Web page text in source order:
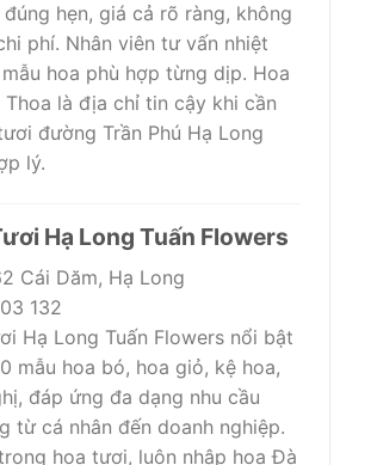
đúng hẹn, giá cả rõ ràng, không
phí. Nhân viên tư vấn nhiệt
hoa phù hợp từng dịp. Hoa
là địa chỉ tin cậy khi cần
đường Trần Phú Hạ Long
lý.
Hạ Long Tuấn Flowers
Cái Dăm, Hạ Long
132
Hạ Long Tuấn Flowers nổi bật
mẫu hoa bó, hoa giỏ, kệ hoa,
đáp ứng đa dạng nhu cầu
từ cá nhân đến doanh nghiệp.
hoa tươi, luôn nhập hoa Đà